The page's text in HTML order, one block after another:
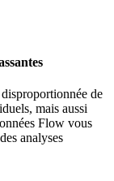
de
mais aussi
Flow vous
analyses